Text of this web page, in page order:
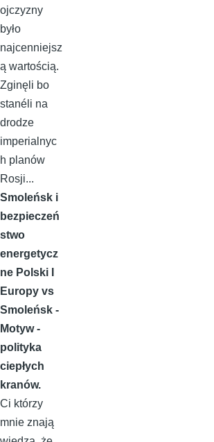
ojczyzny
było
najcenniejsz
ą wartością.
Zginęli bo
stanéli na
drodze
imperialnyc
h planów
Rosji...
Smoleńsk i
bezpieczeń
stwo
energetycz
ne Polski I
Europy vs
Smoleńsk -
Motyw -
polityka
ciepłych
kranów.
Ci którzy
mnie znają